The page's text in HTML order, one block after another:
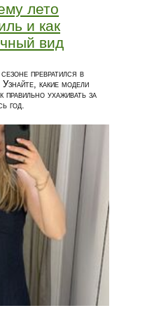
лето
и как
вид
превратился в
какие модели
правильно ухаживать за
год.